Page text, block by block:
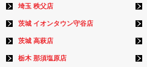
埼玉 秩父店
茨城 イオンタウン守谷店
茨城 高萩店
栃木 那須塩原店